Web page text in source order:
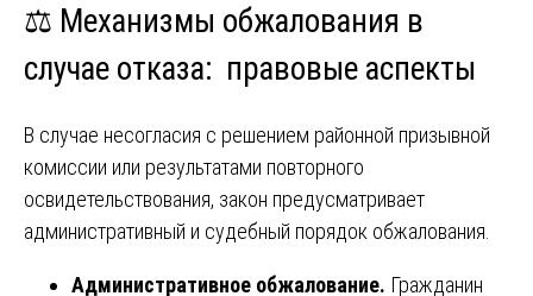
⚖️ Механизмы обжалования в
случае отказа: правовые аспекты
В случае несогласия с решением районной призывной
комиссии или результатами повторного
освидетельствования, закон предусматривает
административный и судебный порядок обжалования.
Административное обжалование. Гражданин